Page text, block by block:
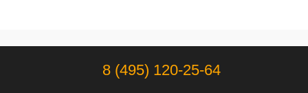
8 (495) 120-25-64